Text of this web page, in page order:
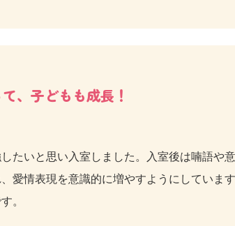
、子どもも成長！
たいと思い入室しました。入室後は喃語や
愛情表現を意識的に増やすようにしていま
。